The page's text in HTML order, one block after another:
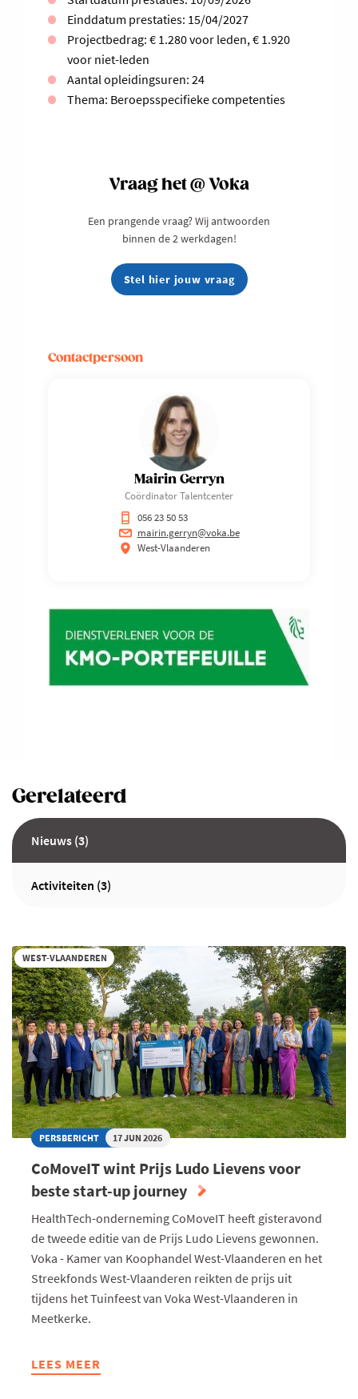
Einddatum prestaties: 15/04/2027
Projectbedrag: € 1.280 voor leden, € 1.920
voor niet-leden
Aantal opleidingsuren: 24
Thema: Beroepsspecifieke competenties
Contactpersoon
Mairin Gerryn
Coördinator Talentcenter
056 23 50 53
mairin.gerryn@voka.be
West-Vlaanderen
Vraag het @ Voka
Een prangende vraag? Wij antwoorden
binnen de 2 werkdagen!
Stel hier jouw vraag
Gerelateerd
Nieuws (3)
Activiteiten (3)
WEST-VLAANDEREN
PERSBERICHT 17 JUN 2026
CoMoveIT wint Prijs Ludo Lievens voor
beste start-up journey
HealthTech-onderneming CoMoveIT heeft gisteravond
de tweede editie van de Prijs Ludo Lievens gewonnen.
Voka - Kamer van Koophandel West-Vlaanderen en het
Streekfonds West-Vlaanderen reikten de prijs uit
tijdens het Tuinfeest van Voka West-Vlaanderen in
Meetkerke.
LEES MEER
ABOUT